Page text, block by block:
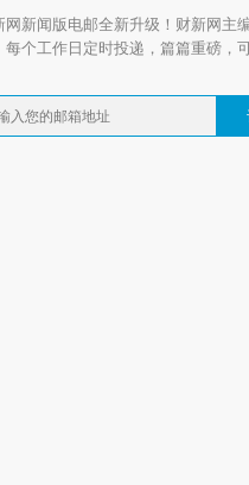
网新闻版电邮全新升级！财新网主
每个工作日定时投递，篇篇重磅，